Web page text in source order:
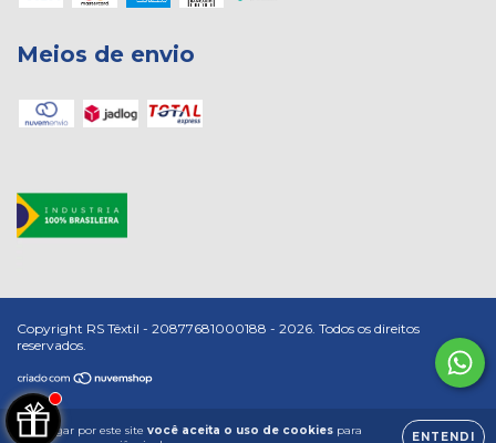
Ao navegar por este site você aceita o uso de cookies para
ENTENDI
Meios de envio
Copyright RS Têxtil - 20877681000188 - 2026. Todos os direitos
reservados.